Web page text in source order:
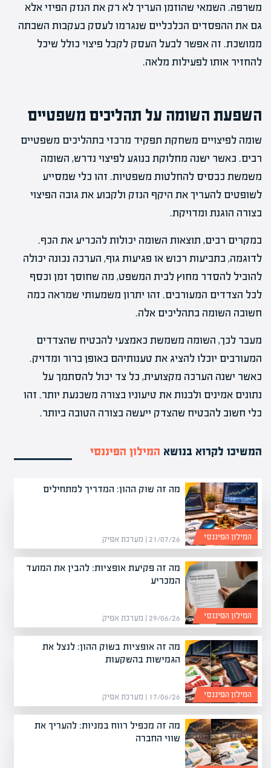
משרפה. השמאי שהוזמן העריך לא רק את הנזק הפיזי אלא
גם את ההפסדים הכלכליים שנגרמו לעסק בעקבות השבתה
ממושכת. זה אפשר לבעל העסק לקבל פיצוי כולל שיכל
להחזיר אותו לפעילות מלאה.
השפעת השומה על תהליכים משפטיים
שומה לפיצויים משחקת תפקיד מרכזי בתהליכים משפטיים
רבים. כאשר ישנה מחלוקת בנוגע לפיצוי נדרש, השומה
משמשת כבסיס להחלטות משפטיות. זהו כלי שמסייע
לשופטים להעריך את היקף הנזק ולקבוע את גובה הפיצוי
בצורה הוגנת ומדויקת.
במקרים רבים, תוצאות השומה יכולות להכריע את הכף.
לדוגמה, בתביעות רכוש או פגיעות גוף, הערכה נכונה יכולה
להוביל להסדר מחוץ לבית המשפט, מה שחוסך זמן וכסף
לכל הצדדים המעורבים. זהו יתרון משמעותי שמראה כמה
חשובה השומה בתהליכים אלה.
מעבר לכך, השומה משמשת כאמצעי להבטיח שהצדדים
המעורבים יוכלו להציג את טענותיהם באופן ברור ומדויק.
כאשר ישנה הערכה מקצועית, כל צד יכול להסתמך על
נתונים אמינים ולבנות את טיעוניו בצורה משכנעת יותר. זהו
כלי חשוב להבטיח שהצדק ייעשה בצורה הטובה ביותר.
המשיכו לקרוא בנושא המילון הפיננסי
מה זה שוק ההון: המדריך למתחילים
21/07/26 | מערכת אפיק המילון הפיננסי
מה זה פקיעת אופציות: להבין את המועד
המכריע
29/06/26 | מערכת אפיק המילון הפיננסי
מה זה אופציות בשוק ההון: לנצל את
הגמישות בהשקעות
17/06/26 | מערכת אפיק המילון הפיננסי
מה זה מכפיל רווח במניות: להעריך את
שווי החברה